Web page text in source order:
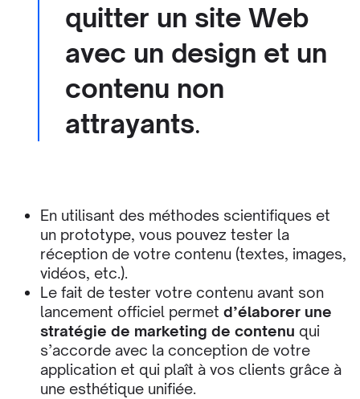
quitter un site Web
avec un design et un
contenu non
attrayants.
En utilisant des méthodes scientifiques et
un prototype, vous pouvez tester la
réception de votre contenu (textes, images,
vidéos, etc.).
Le fait de tester votre contenu avant son
lancement officiel permet d’élaborer une
stratégie de marketing de contenu qui
s’accorde avec la conception de votre
application et qui plaît à vos clients grâce à
une esthétique unifiée.